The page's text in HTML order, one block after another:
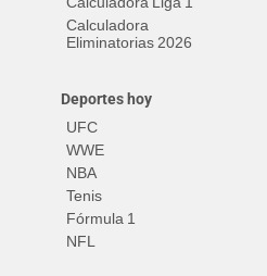
Calculadora
Eliminatorias 2026
Deportes hoy
UFC
WWE
NBA
Tenis
Fórmula 1
NFL